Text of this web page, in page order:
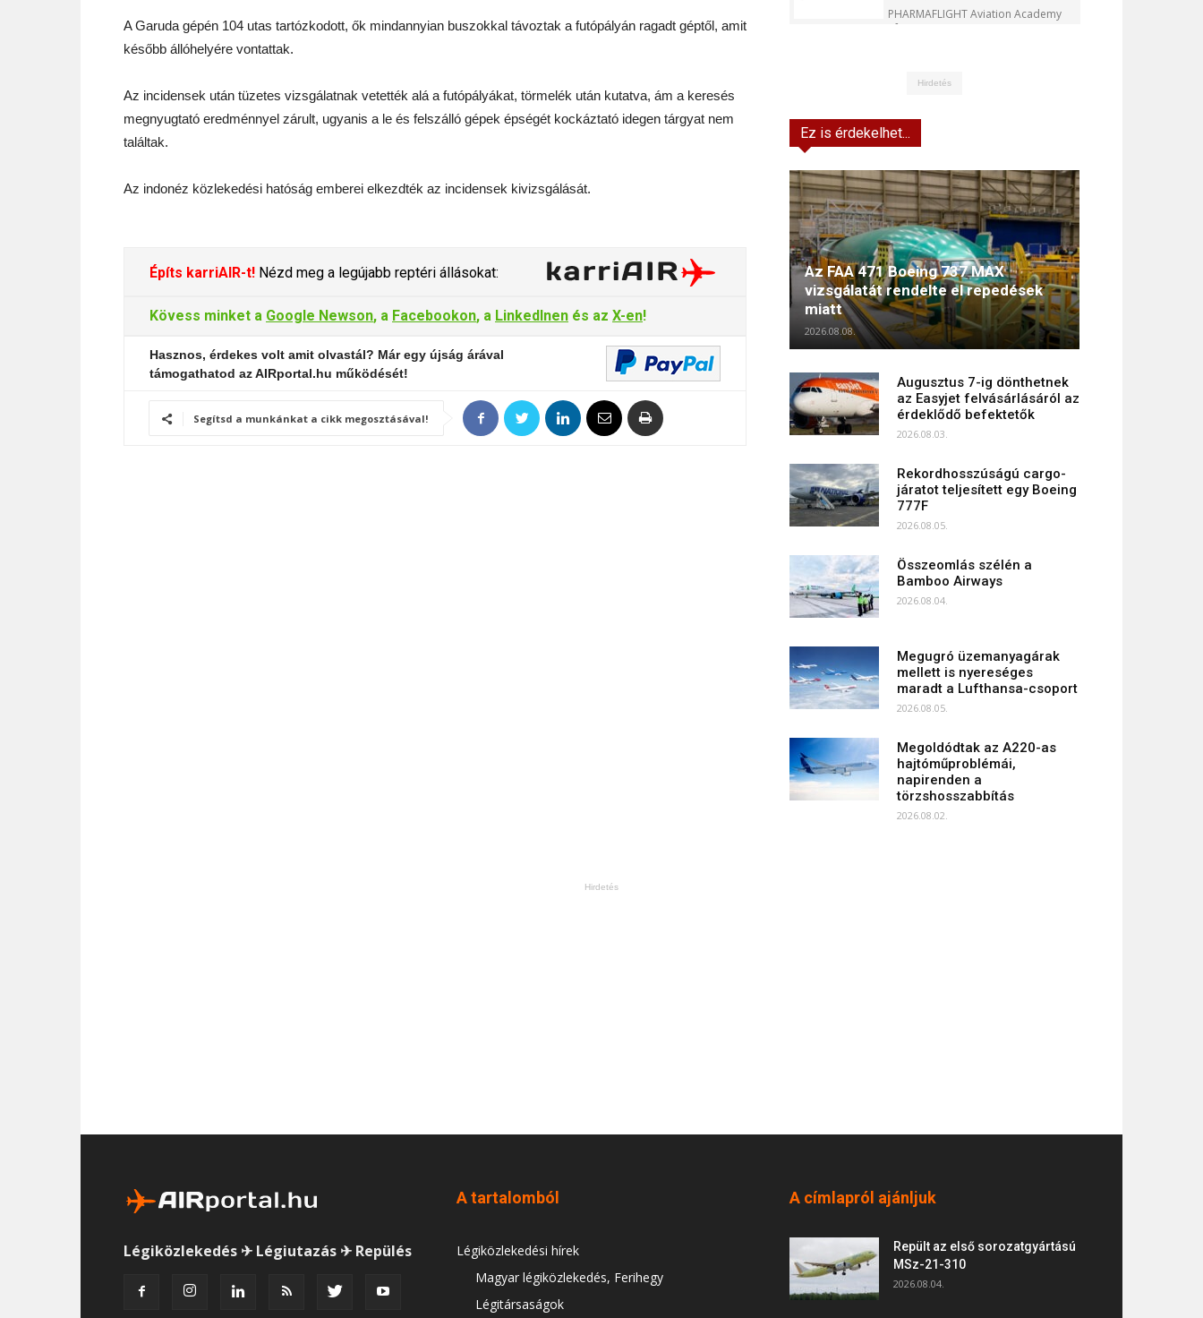
A Garuda gépén 104 utas tartózkodott, ők mindannyian buszokkal távoztak a futópályán ragadt géptől, amit
később állóhelyére vontattak.
Az incidensek után tüzetes vizsgálatnak vetették alá a futópályákat, törmelék után kutatva, ám a keresés
megnyugtató eredménnyel zárult, ugyanis a le és felszálló gépek épségét kockáztató idegen tárgyat nem
találtak.
Az indonéz közlekedési hatóság emberei elkezdték az incidensek kivizsgálását.
Építs karriAIR-t! Nézd meg a legújabb reptéri állásokat:
Kövess minket a Google Newson, a Facebookon, a LinkedInen és az X-en!
Hasznos, érdekes volt amit olvastál? Már egy újság árával
támogathatod az AIRportal.hu működését!
Segítsd a munkánkat a cikk megosztásával!
PHARMAFLIGHT Aviation Academy
Kft.
Hirdetés
Ez is érdekelhet...
Az FAA 471 Boeing 737 MAX
vizsgálatát rendelte el repedések
miatt
2026.08.08.
Augusztus 7-ig dönthetnek
az Easyjet felvásárlásáról az
érdeklődő befektetők
2026.08.03.
Rekordhosszúságú cargo-
járatot teljesített egy Boeing
777F
2026.08.05.
Összeomlás szélén a
Bamboo Airways
2026.08.04.
Megugró üzemanyagárak
mellett is nyereséges
maradt a Lufthansa-csoport
2026.08.05.
Megoldódtak az A220-as
hajtóműproblémái,
napirenden a
törzshosszabbítás
2026.08.02.
Hirdetés
Légiközlekedés ✈ Légiutazás ✈ Repülés
A tartalomból
Légiközlekedési hírek
Magyar légiközlekedés, Ferihegy
Légitársaságok
A címlapról ajánljuk
Repült az első sorozatgyártású
MSz-21-310
2026.08.04.